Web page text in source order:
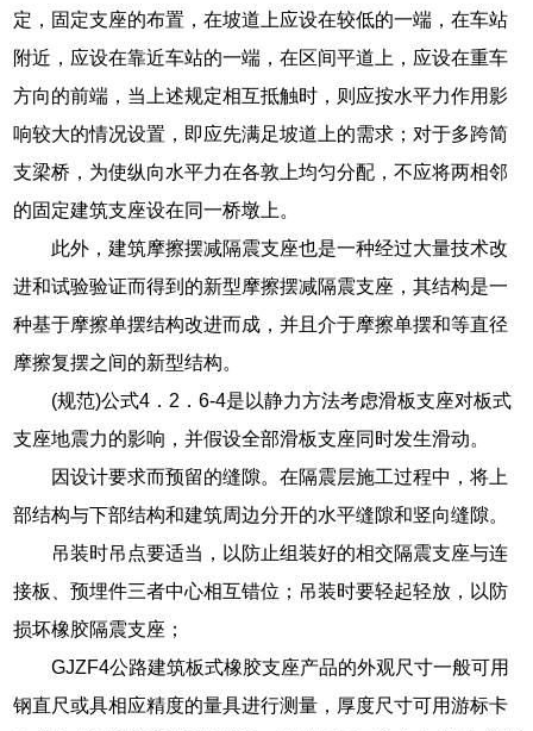
定，固定支座的布置，在坡道上应设在较低的一端，在车站
附近，应设在靠近车站的一端，在区间平道上，应设在重车
方向的前端，当上述规定相互抵触时，则应按水平力作用影
响较大的情况设置，即应先满足坡道上的需求；对于多跨简
支梁桥，为使纵向水平力在各敦上均匀分配，不应将两相邻
的固定建筑支座设在同一桥墩上。
此外，建筑摩擦摆减隔震支座也是一种经过大量技术改
进和试验验证而得到的新型摩擦摆减隔震支座，其结构是一
种基于摩擦单摆结构改进而成，并且介于摩擦单摆和等直径
摩擦复摆之间的新型结构。
(规范)公式4．2．6-4是以静力方法考虑滑板支座对板式
支座地震力的影响，并假设全部滑板支座同时发生滑动。
因设计要求而预留的缝隙。在隔震层施工过程中，将上
部结构与下部结构和建筑周边分开的水平缝隙和竖向缝隙。
吊装时吊点要适当，以防止组装好的相交隔震支座与连
接板、预埋件三者中心相互错位；吊装时要轻起轻放，以防
损坏橡胶隔震支座；
GJZF4公路建筑板式橡胶支座产品的外观尺寸一般可用
钢直尺或具相应精度的量具进行测量，厚度尺寸可用游标卡